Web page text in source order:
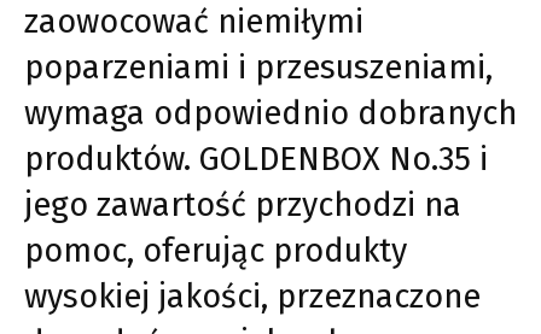
zaowocować niemiłymi
poparzeniami i przesuszeniami,
wymaga odpowiednio dobranych
produktów. GOLDENBOX No.35 i
jego zawartość przychodzi na
pomoc, oferując produkty
wysokiej jakości, przeznaczone